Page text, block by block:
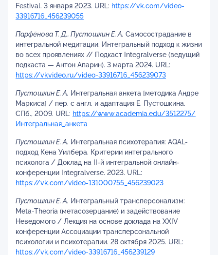
Festival. 3 января 2023. URL: https://vk.com/video-
33916716_456239055
Парфёнова Т. Д., Пустошкин Е. А. Самосострадание в
интегральной медитации. Интегральный подход к жизни
во всех проявлениях // Подкаст Integralverse (ведущий
подкаста — Антон Апарин). 3 марта 2024. URL:
https://vkvideo.ru/video-33916716_456239073
Пустошкин Е. А. Интегральная анкета [методика Андре
Маркиса] / пер. с англ. и адаптация Е. Пустошкина.
СПб., 2009. URL: https://www.academia.edu/3512275/
Интегральная_анкета
Пустошкин Е. А. Интегральная психотерапия: AQAL-
подход Кена Уилбера. Критерии интегрального
психолога / Доклад на II-й интегральной онлайн-
конференции Integralverse. 2023. URL:
https://vk.com/video-131000755_456239023
Пустошкин Е. А. Интегральный трансперсонализм:
Meta-Theoria (метасозерцание) и задействование
Неведомого / Лекция на основе доклада на XXIV
конференции Ассоциации трансперсональной
психологии и психотерапии. 28 октября 2025. URL:
https://vk.com/video-33916716_456239129